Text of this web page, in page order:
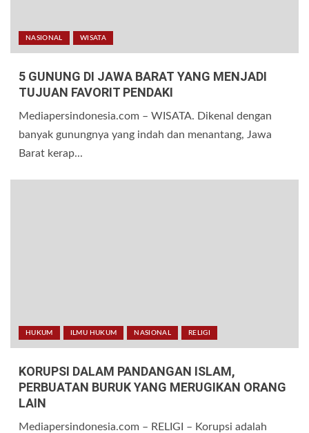
NASIONAL WISATA
5 GUNUNG DI JAWA BARAT YANG MENJADI
TUJUAN FAVORIT PENDAKI
Mediapersindonesia.com – WISATA. Dikenal dengan
banyak gunungnya yang indah dan menantang, Jawa
Barat kerap...
HUKUM ILMU HUKUM NASIONAL RELIGI
KORUPSI DALAM PANDANGAN ISLAM,
PERBUATAN BURUK YANG MERUGIKAN ORANG
LAIN
Mediapersindonesia.com – RELIGI – Korupsi adalah